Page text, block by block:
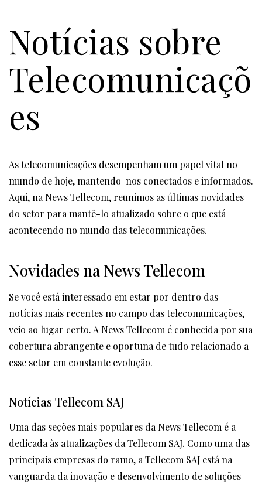
Notícias sobre
Telecomunicaçõ
es
As telecomunicações desempenham um papel vital no
mundo de hoje, mantendo-nos conectados e informados.
Aqui, na News Tellecom, reunimos as últimas novidades
do setor para mantê-lo atualizado sobre o que está
acontecendo no mundo das telecomunicações.
Novidades na News Tellecom
Se você está interessado em estar por dentro das
notícias mais recentes no campo das telecomunicações,
veio ao lugar certo. A News Tellecom é conhecida por sua
cobertura abrangente e oportuna de tudo relacionado a
esse setor em constante evolução.
Notícias Tellecom SAJ
Uma das seções mais populares da News Tellecom é a
dedicada às atualizações da Tellecom SAJ. Como uma das
principais empresas do ramo, a Tellecom SAJ está na
vanguarda da inovação e desenvolvimento de soluções